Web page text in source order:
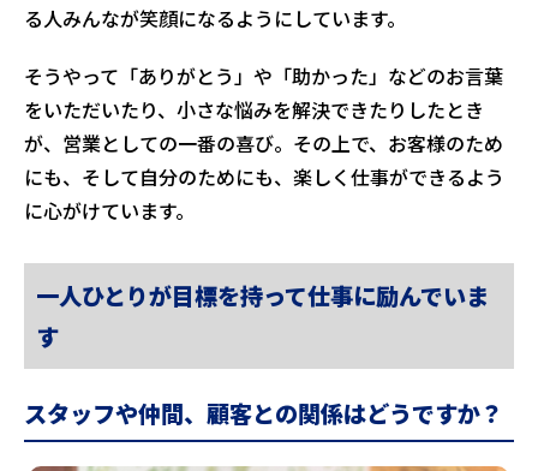
る人みんなが笑顔になるようにしています。
そうやって「ありがとう」や「助かった」などのお言葉
をいただいたり、小さな悩みを解決できたりしたとき
が、営業としての一番の喜び。その上で、お客様のため
にも、そして自分のためにも、楽しく仕事ができるよう
に心がけています。
一人ひとりが目標を持って仕事に励んでいま
す
スタッフや仲間、顧客との関係はどうですか？